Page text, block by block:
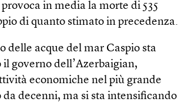
in media la morte di 535
di quanto stimato in precedenza.
delle acque del mar Caspio sta
governo dell’Azerbaigian,
economiche nel più grande
decenni, ma si sta intensificando